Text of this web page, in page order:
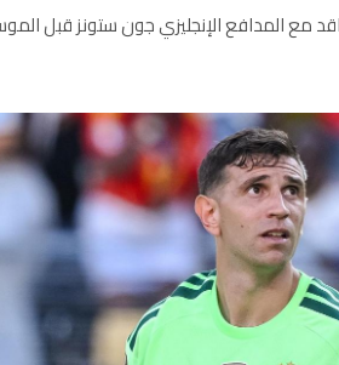
مع المدافع الإنجليزي جون ستونز قبل